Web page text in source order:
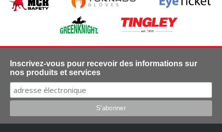
Inscrivez-vous pour recevoir des informations sur
nos produits et services